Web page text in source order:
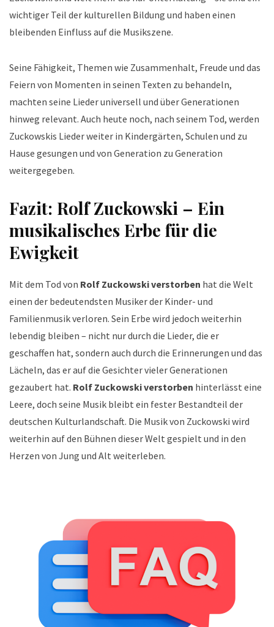
wichtiger Teil der kulturellen Bildung und haben einen
bleibenden Einfluss auf die Musikszene.
Seine Fähigkeit, Themen wie Zusammenhalt, Freude und das
Feiern von Momenten in seinen Texten zu behandeln,
machten seine Lieder universell und über Generationen
hinweg relevant. Auch heute noch, nach seinem Tod, werden
Zuckowskis Lieder weiter in Kindergärten, Schulen und zu
Hause gesungen und von Generation zu Generation
weitergegeben.
Fazit: Rolf Zuckowski – Ein
musikalisches Erbe für die
Ewigkeit
Mit dem Tod von Rolf Zuckowski verstorben hat die Welt
einen der bedeutendsten Musiker der Kinder- und
Familienmusik verloren. Sein Erbe wird jedoch weiterhin
lebendig bleiben – nicht nur durch die Lieder, die er
geschaffen hat, sondern auch durch die Erinnerungen und das
Lächeln, das er auf die Gesichter vieler Generationen
gezaubert hat. Rolf Zuckowski verstorben hinterlässt eine
Leere, doch seine Musik bleibt ein fester Bestandteil der
deutschen Kulturlandschaft. Die Musik von Zuckowski wird
weiterhin auf den Bühnen dieser Welt gespielt und in den
Herzen von Jung und Alt weiterleben.